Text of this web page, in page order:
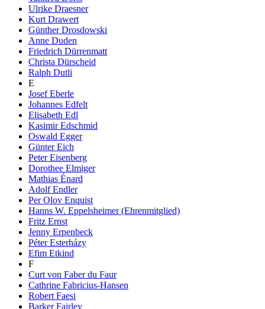
Ulrike Draesner
Kurt Drawert
Günther Drosdowski
Anne Duden
Friedrich Dürrenmatt
Christa Dürscheid
Ralph Dutli
E
Josef Eberle
Johannes Edfelt
Elisabeth Edl
Kasimir Edschmid
Oswald Egger
Günter Eich
Peter Eisenberg
Dorothee Elmiger
Mathias Énard
Adolf Endler
Per Olov Enquist
Hanns W. Eppelsheimer (Ehrenmitglied)
Fritz Ernst
Jenny Erpenbeck
Péter Esterházy
Efim Etkind
F
Curt von Faber du Faur
Cathrine Fabricius-Hansen
Robert Faesi
Barker Fairley